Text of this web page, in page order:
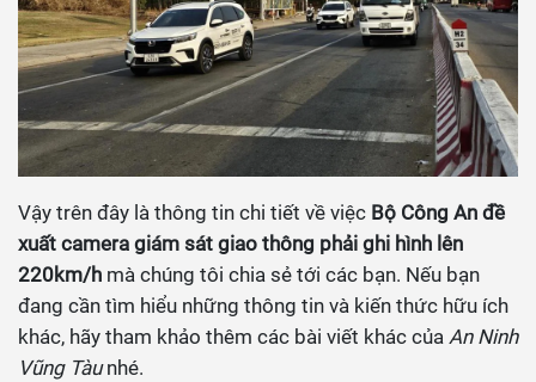
Vậy trên đây là thông tin chi tiết về việc Bộ Công An đề
xuất camera giám sát giao thông phải ghi hình lên
220km/h mà chúng tôi chia sẻ tới các bạn. Nếu bạn
đang cần tìm hiểu những thông tin và kiến thức hữu ích
khác, hãy tham khảo thêm các bài viết khác của An Ninh
Vũng Tàunhé.